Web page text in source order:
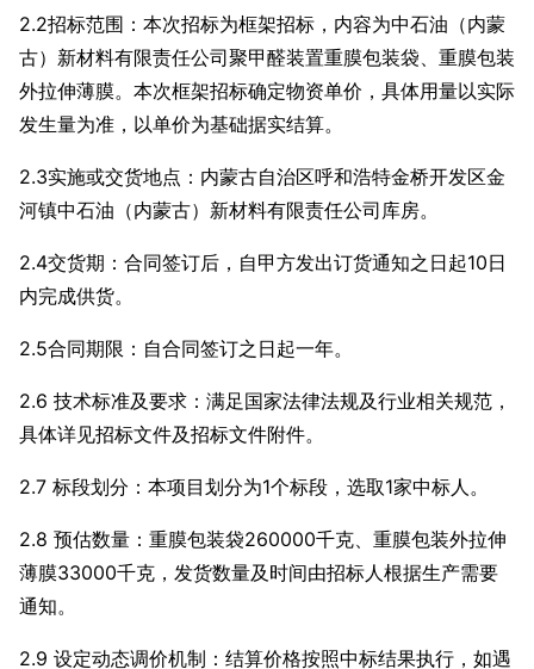
2.2招标范围：本次招标为框架招标，内容为中石油（内蒙
古）新材料有限责任公司聚甲醛装置重膜包装袋、重膜包装
外拉伸薄膜。本次框架招标确定物资单价，具体用量以实际
发生量为准，以单价为基础据实结算。
2.3实施或交货地点：内蒙古自治区呼和浩特金桥开发区金
河镇中石油（内蒙古）新材料有限责任公司库房。
2.4交货期：合同签订后，自甲方发出订货通知之日起10日
内完成供货。
2.5合同期限：自合同签订之日起一年。
2.6 技术标准及要求：满足国家法律法规及行业相关规范，
具体详见招标文件及招标文件附件。
2.7 标段划分：本项目划分为1个标段，选取1家中标人。
2.8 预估数量：重膜包装袋260000千克、重膜包装外拉伸
薄膜33000千克，发货数量及时间由招标人根据生产需要
通知。
2.9 设定动态调价机制：结算价格按照中标结果执行，如遇